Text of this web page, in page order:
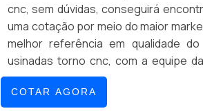
cnc, sem dúvidas, conseguirá
uma cotação por meio do maior
melhor referência em qualidade
usinadas torno cnc, com a equipe
com produtos fabricados com
COTAR AGORA